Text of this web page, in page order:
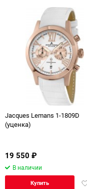
Jacques Lemans 1-1809D
(уценка)
19 550 ₽
В наличии
Купить